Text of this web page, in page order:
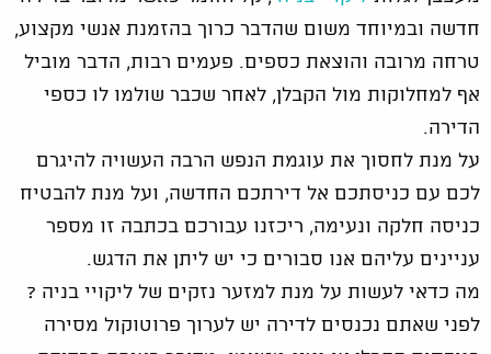
חדשה ובמיוחד משום שהדבר כרוך בהזמנת אנשי מקצוע,
טרחה מרובה והוצאת כספים. פעמים רבות, הדבר מוביל
אף למחלוקות מול הקבלן, לאחר שכבר שולמו לו כספי
הדירה.
על מנת לחסוך את עוגמת הנפש הרבה העשויה להיגרם
לכם עם כניסתכם אל דירתכם החדשה, ועל מנת להבטיח
כניסה חלקה ונעימה, ריכזנו עבורכם בכתבה זו מספר
עניינים עליהם אנו סבורים כי יש ליתן את הדגש.
מה כדאי לעשות על מנת למזער נזקים של ליקויי בניה ?
לפני שאתם נכנסים לדירה יש לערוך פרוטוקול מסירה